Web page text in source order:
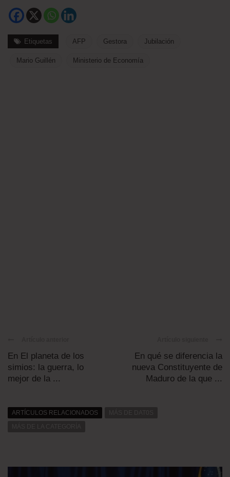
Etiquetas AFP Gestora Jubilación
Mario Guillén Ministerio de Economía
En El planeta de los
simios: la guerra, lo
mejor de la ...
En qué se diferencia la
nueva Constituyente de
Maduro de la que ...
ARTÍCULOS RELACIONADOS